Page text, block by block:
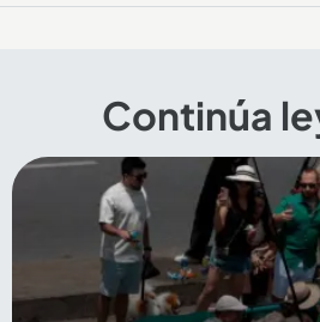
Continúa